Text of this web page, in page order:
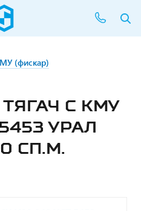
(фискар)
С КМУ
УРАЛ
СП.М.